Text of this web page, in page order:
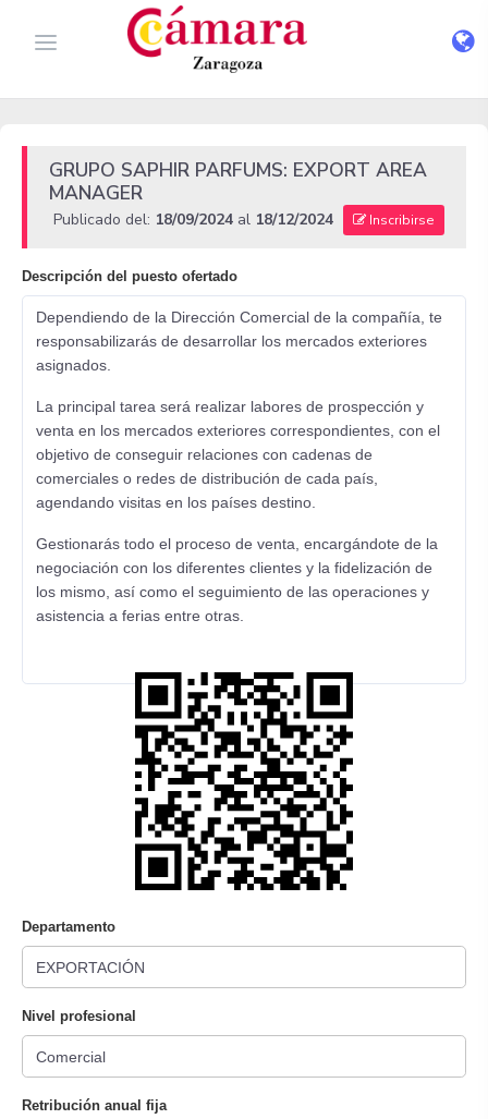
GRUPO SAPHIR PARFUMS: EXPORT AREA
MANAGER
Publicado del: 18/09/2024 al 18/12/2024 Inscribirse
Descripción del puesto ofertado
Dependiendo de la Dirección Comercial de la compañía, te
responsabilizarás de desarrollar los mercados exteriores
asignados.
La principal tarea será realizar labores de prospección y
venta en los mercados exteriores correspondientes, con el
objetivo de conseguir relaciones con cadenas de
comerciales o redes de distribución de cada país,
agendando visitas en los países destino.
Gestionarás todo el proceso de venta, encargándote de la
negociación con los diferentes clientes y la fidelización de
los mismo, así como el seguimiento de las operaciones y
asistencia a ferias entre otras.
Departamento
Nivel profesional
Retribución anual fija